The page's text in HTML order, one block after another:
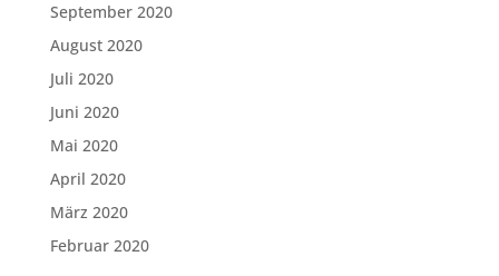
September 2020
August 2020
Juli 2020
Juni 2020
Mai 2020
April 2020
März 2020
Februar 2020